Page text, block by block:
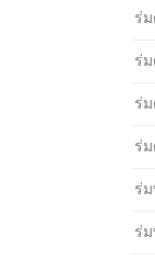
ร่
ร่
ร่
ร่
ร่
ร่